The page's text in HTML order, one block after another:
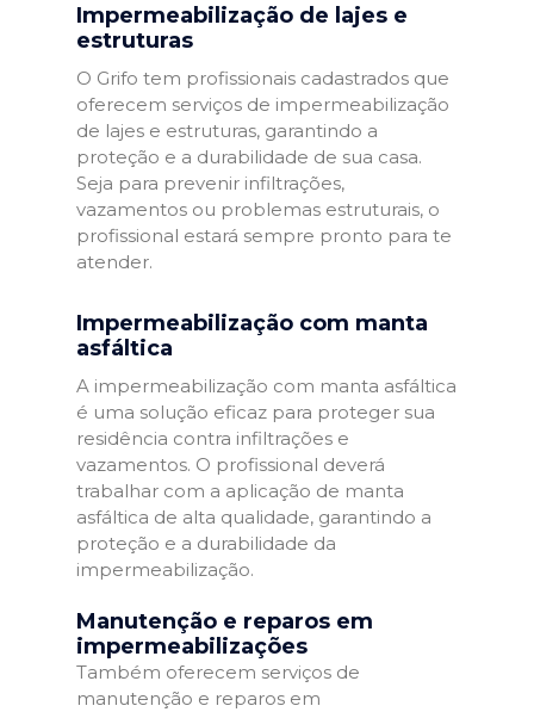
Impermeabilização de lajes e
estruturas
O Grifo tem profissionais cadastrados que
oferecem serviços de impermeabilização
de lajes e estruturas, garantindo a
proteção e a durabilidade de sua casa.
Seja para prevenir infiltrações,
vazamentos ou problemas estruturais, o
profissional estará sempre pronto para te
atender.
Impermeabilização com manta
asfáltica
A impermeabilização com manta asfáltica
é uma solução eficaz para proteger sua
residência contra infiltrações e
vazamentos. O profissional deverá
trabalhar com a aplicação de manta
asfáltica de alta qualidade, garantindo a
proteção e a durabilidade da
impermeabilização.
Manutenção e reparos em
impermeabilizações
Também oferecem serviços de
manutenção e reparos em